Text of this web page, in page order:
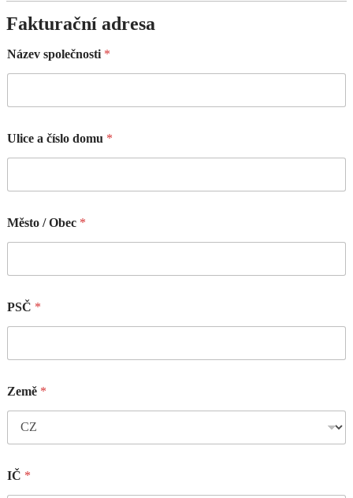
Fakturační adresa
Název společnosti *
Ulice a číslo domu *
Město / Obec *
PSČ *
Země *
IČ *